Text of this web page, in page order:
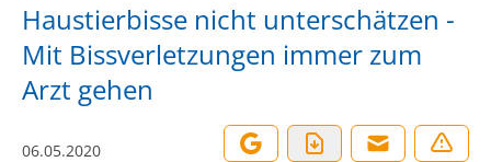
Haustierbisse nicht unterschätzen -
Mit Bissverletzungen immer zum
Arzt gehen
06.05.2020